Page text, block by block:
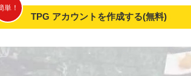
単！
TPG アカウントを作成する(無料)